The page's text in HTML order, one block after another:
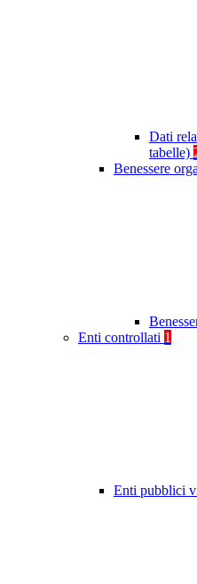
Dati
tabelle)
Benessere
Enti controllati 1
Enti pubblici